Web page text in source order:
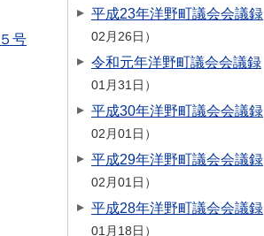
号
平成23年洋野町議会会議録
02月26日
令和元年洋野町議会会議録
01月31日
平成30年洋野町議会会議録
02月01日
平成29年洋野町議会会議録
02月01日
平成28年洋野町議会会議録
01月18日